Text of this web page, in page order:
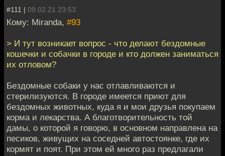
#111 | 09.02.21 23:53
Кому: Miranda, #93
> И тут возникает вопрос - что делают бездомные
кошечки и собачки в городе и кто должен заниматься
их отловом?
Бездомные собаки у нас отлавливаются и
стерилизуются. В городе имеется приют для
бездомных животных, куда я и мои друзья покупаем
корма и лекарства. А благотворительность той
дамы, о которой я говорю, в основном направлена на
песиков, живущих на соседней автостоянке, где их
кормят и поят. При этом ей много раз предлагали